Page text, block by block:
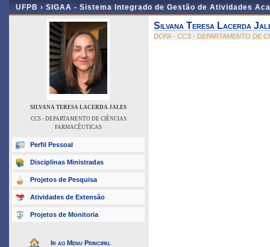
UFPB › SIGAA - Sistema Integrado de Gestão de Atividades
SILVANA TERESA LACERDA JALES
CCS - DEPARTAMENTO DE CIÊNCIAS
FARMACÊUTICAS
Perfil Pessoal
Disciplinas Ministradas
Projetos de Pesquisa
Atividades de Extensão
Projetos de Monitoria
Ir ao Menu Principal
Silvana Teresa Lacerda
DCFA - CCS - DEPARTAMENTO DE